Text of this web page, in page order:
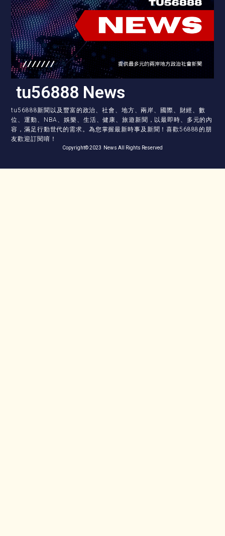
tu56888 News
tu56888新聞以及豐富的政治、社會、地方、兩岸、國際、財經、數
位、運動、NBA、娛樂、生活、健康、旅遊新聞，以最即時、多元的內
容，滿足行動世代的需求。為您掌握最新時事及新聞！喜歡56888的朋
友歡迎訂閱唷！
Copyright© 2023 News All Rights Reserved